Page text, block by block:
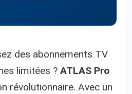
des abonnements TV
limitées ? ATLAS Pro
révolutionnaire. Avec un